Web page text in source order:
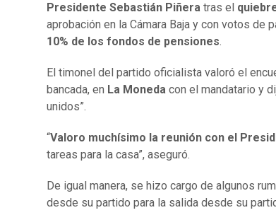
Presidente Sebastián Piñera tras el
aprobación en la Cámara Baja y con votos de
10% de los fondos de pensiones.
El timonel del partido oficialista valoró el
bancada, en La Moneda con el mandatario y
unidos”.
“Valoro muchísimo la reunión con el
tareas para la casa”, aseguró.
De igual manera, se hizo cargo de algunos
desde su partido para la salida desde su